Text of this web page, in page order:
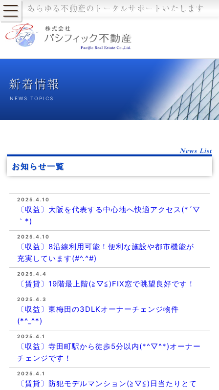
あらゆる不動産のトータルサポートいたします
新着情報
NEWS TOPICS
News List
お知らせ一覧
2025.4.10
〔収益〕大阪を代表する中心地へ快適アクセス(*´▽
｀*)
2025.4.10
〔収益〕8沿線利用可能！便利な施設や都市機能が
充実しています(#^.^#)
2025.4.4
〔賃貸〕19階最上階(≧▽≦)FIX窓で眺望良好です！
2025.4.3
〔収益〕東梅田の3DLKオーナーチェンジ物件
(*^_^*)
2025.4.1
〔収益〕寺田町駅から徒歩5分以内(*^▽^*)オーナー
チェンジです！
2025.4.1
〔賃貸〕防犯モデルマンション(≧▽≦)日当たりとて